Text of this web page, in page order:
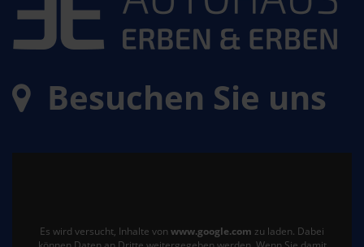
Besuchen Sie uns
Es wird versucht, Inhalte von www.google.com zu laden. Dabei